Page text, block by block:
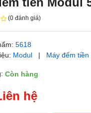
(0 đánh giá)
5618
Modul | Máy đếm tiền
Còn hàng
hệ